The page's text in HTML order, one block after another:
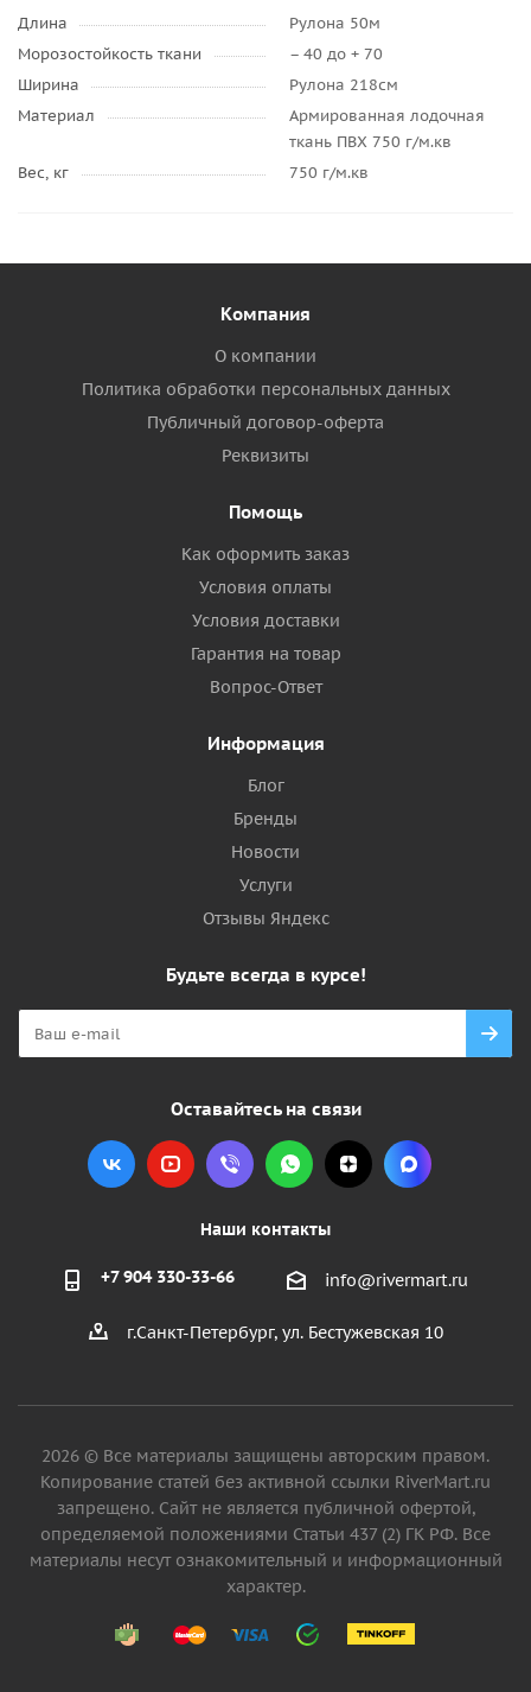
Длина
Рулона 50м
Морозостойкость ткани
– 40 до + 70
Ширина
Рулона 218см
Материал
Армированная лодочная
ткань ПВХ 750 г/м.кв
Вес, кг
750 г/м.кв
Компания
О компании
Политика обработки персональных данных
Публичный договор-оферта
Реквизиты
Помощь
Как оформить заказ
Условия оплаты
Условия доставки
Гарантия на товар
Вопрос-Ответ
Информация
Блог
Бренды
Новости
Услуги
Отзывы Яндекс
Будьте всегда в курсе!
Оставайтесь на связи
Наши контакты
+7 904 330-33-66 info@rivermart.ru
г.Санкт-Петербург, ул. Бестужевская 10
2026 © Все материалы защищены авторским правом.
Копирование статей без активной ссылки RiverMart.ru
запрещено. Сайт не является публичной офертой,
определяемой положениями Статьи 437 (2) ГК РФ. Все
материалы несут ознакомительный и информационный
характер.